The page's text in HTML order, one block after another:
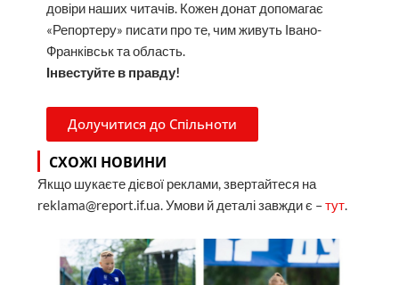
довіри наших читачів. Кожен донат допомагає
«Репортеру» писати про те, чим живуть Івано-
Франківськ та область.
Інвестуйте в правду!
Долучитися до Спільноти
СХОЖІ НОВИНИ
Якщо шукаєте дієвої реклами, звертайтеся на
reklama@report.if.ua. Умови й деталі завжди є –тут.